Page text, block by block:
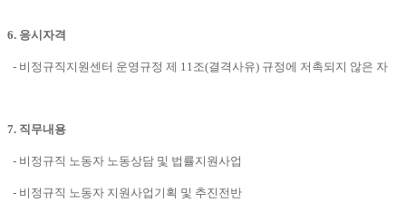
6. 응시자격
- 비정규직지원센터 운영규정 제 11조(결격사유) 규정에 저촉되지 않은 자
7. 직무내용
- 비정규직 노동자 노동상담 및 법률지원사업
- 비정규직 노동자 지원사업기획 및 추진전반